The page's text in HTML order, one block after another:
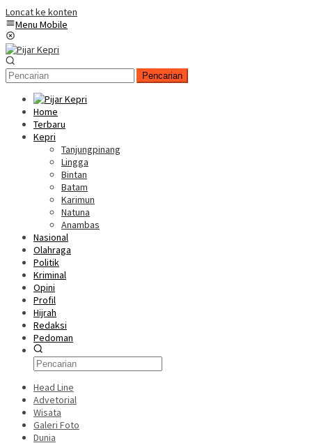
Loncat ke konten
Menu Mobile
Pencarian
Home
Terbaru
Kepri
Tanjungpinang
Lingga
Bintan
Batam
Karimun
Natuna
Anambas
Nasional
Olahraga
Politik
Kriminal
Opini
Profil
Hijrah
Redaksi
Pedoman
Head Line
Advetorial
Wisata
Galeri Foto
Dunia